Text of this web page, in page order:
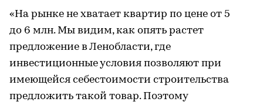
«На рынке не хватает квартир по цене от 5
до 6 млн. Мы видим, как опять растет
предложение в Ленобласти, где
инвестиционные условия позволяют при
имеющейся себестоимости строительства
предложить такой товар. Поэтому